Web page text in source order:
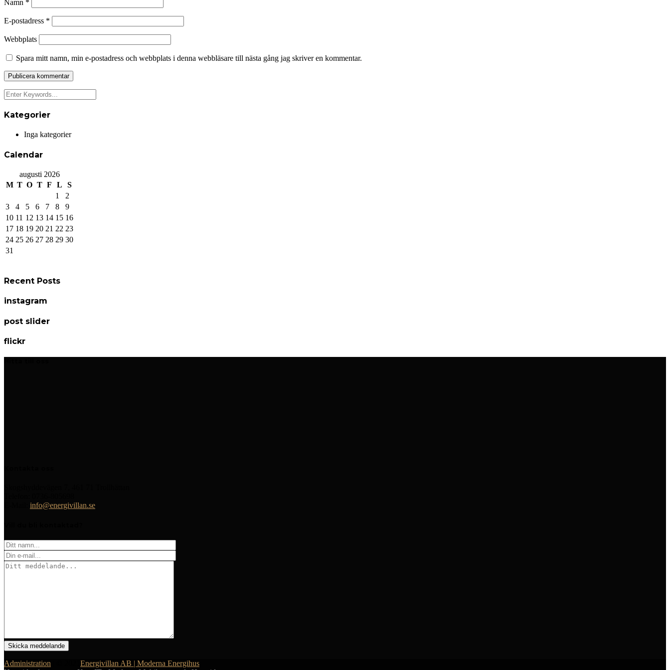
Namn *
E-postadress *
Webbplats
Spara mitt namn, min e-postadress och webbplats i denna webbläsare till nästa gång jag skriver en kommentar.
Kategorier
Inga kategorier
Calendar
augusti 2026
M T O T F L
S
1
2
3
4 5 6 7 8
9
10 11 12 13 14 15 16
17 18 19 20 21 22 23
24 25 26 27 28 29 30
31
Recent Posts
instagram
post slider
flickr
info@energivillan.se
Administration
Energivillan AB | Moderna Energihus